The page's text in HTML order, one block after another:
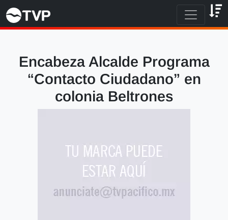
Encabeza Alcalde Programa
“Contacto Ciudadano” en
colonia Beltrones